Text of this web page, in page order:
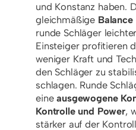
und Konstanz haben.
gleichmäßige
runde Schläger
Einsteiger profitieren
weniger Kraft und
den Schläger zu
schlagen. Runde
eineausgewogene
Kontrolle und Power,
stärker auf der